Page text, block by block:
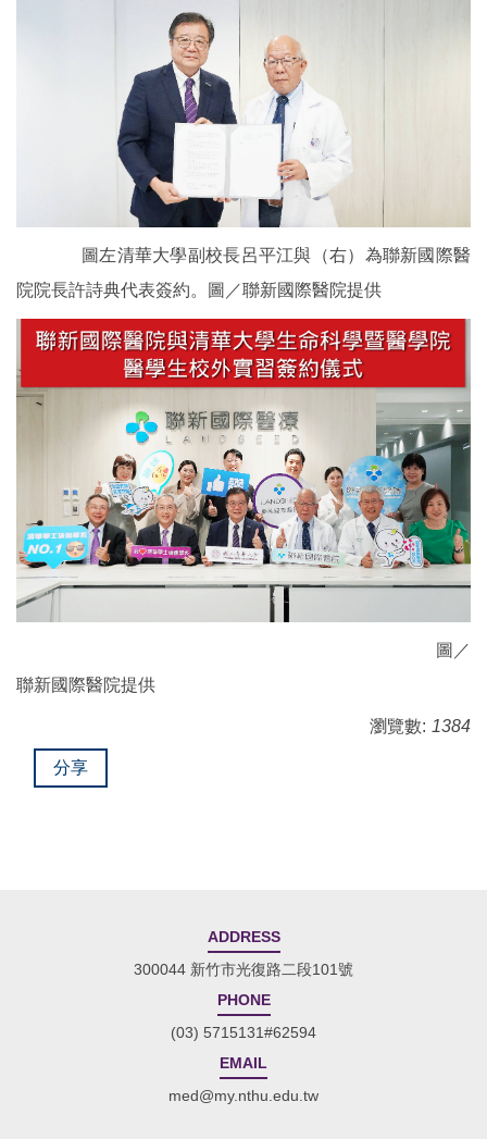
圖左清華大學副校長呂平江與（右）為聯新國際醫
院院長許詩典代表簽約。圖／聯新國際醫院提供
圖／
聯新國際醫院提供
瀏覽數: 1384
分享
ADDRESS
300044 新竹市光復路二段101號
PHONE
(03) 5715131#62594
EMAIL
med@my.nthu.edu.tw